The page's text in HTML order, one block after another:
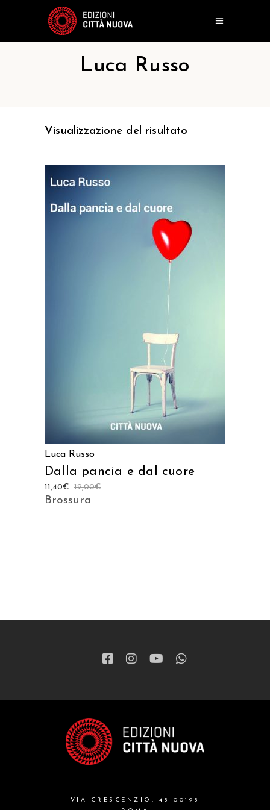
Luca Russo
Visualizzazione del risultato
Luca Russo
Dalla pancia e dal cuore
12,00€
11,40€
Brossura
VIA CRESCENZIO, 43 00193